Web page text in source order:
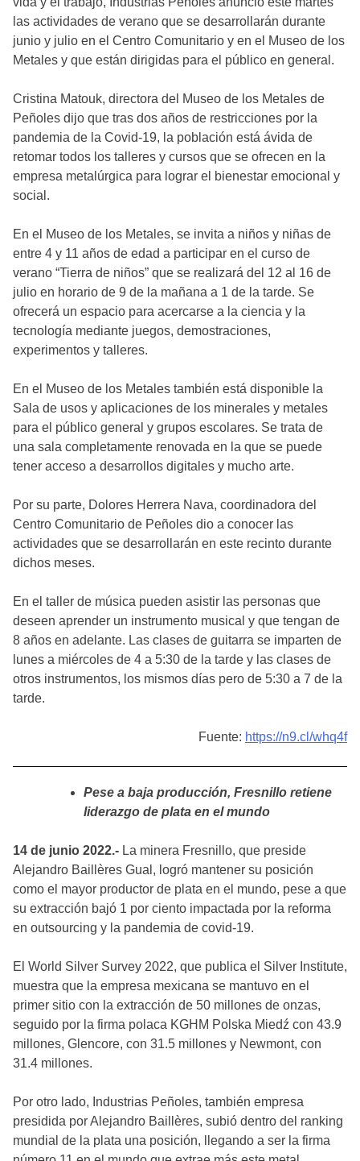
las actividades de verano que se desarrollarán durante
junio y julio en el Centro Comunitario y en el Museo de los
Metales y que están dirigidas para el público en general.
Cristina Matouk, directora del Museo de los Metales de
Peñoles dijo que tras dos años de restricciones por la
pandemia de la Covid-19, la población está ávida de
retomar todos los talleres y cursos que se ofrecen en la
empresa metalúrgica para lograr el bienestar emocional y
social.
En el Museo de los Metales, se invita a niños y niñas de
entre 4 y 11 años de edad a participar en el curso de
verano “Tierra de niños” que se realizará del 12 al 16 de
julio en horario de 9 de la mañana a 1 de la tarde. Se
ofrecerá un espacio para acercarse a la ciencia y la
tecnología mediante juegos, demostraciones,
experimentos y talleres.
En el Museo de los Metales también está disponible la
Sala de usos y aplicaciones de los minerales y metales
para el público general y grupos escolares. Se trata de
una sala completamente renovada en la que se puede
tener acceso a desarrollos digitales y mucho arte.
Por su parte, Dolores Herrera Nava, coordinadora del
Centro Comunitario de Peñoles dio a conocer las
actividades que se desarrollarán en este recinto durante
dichos meses.
En el taller de música pueden asistir las personas que
deseen aprender un instrumento musical y que tengan de
8 años en adelante. Las clases de guitarra se imparten de
lunes a miércoles de 4 a 5:30 de la tarde y las clases de
otros instrumentos, los mismos días pero de 5:30 a 7 de la
tarde.
Fuente: https://n9.cl/whq4f
Pese a baja producción, Fresnillo retiene
liderazgo de plata en el mundo
14 de junio 2022.- La minera Fresnillo, que preside
Alejandro Baillères Gual, logró mantener su posición
como el mayor productor de plata en el mundo, pese a que
su extracción bajó 1 por ciento impactada por la reforma
en outsourcing y la pandemia de covid-19.
El World Silver Survey 2022, que publica el Silver Institute,
muestra que la empresa mexicana se mantuvo en el
primer sitio con la extracción de 50 millones de onzas,
seguido por la firma polaca KGHM Polska Miedź con 43.9
millones, Glencore, con 31.5 millones y Newmont, con
31.4 millones.
Por otro lado, Industrias Peñoles, también empresa
presidida por Alejandro Baillères, subió dentro del ranking
mundial de la plata una posición, llegando a ser la firma